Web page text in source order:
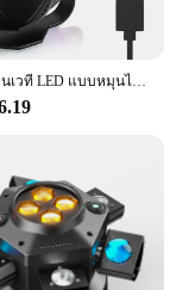
these dj
effects and
visual
lasting
frequent
The lights are
the pulsating
of
ไฟดิสโก้บนเวที LED แบบหมุนได้ไฟดีเจบอลไฟแฟลชควบคุมด้วยเสียงสำหรับเที่ยวกลางคืนของขวัญคริสต์มาส